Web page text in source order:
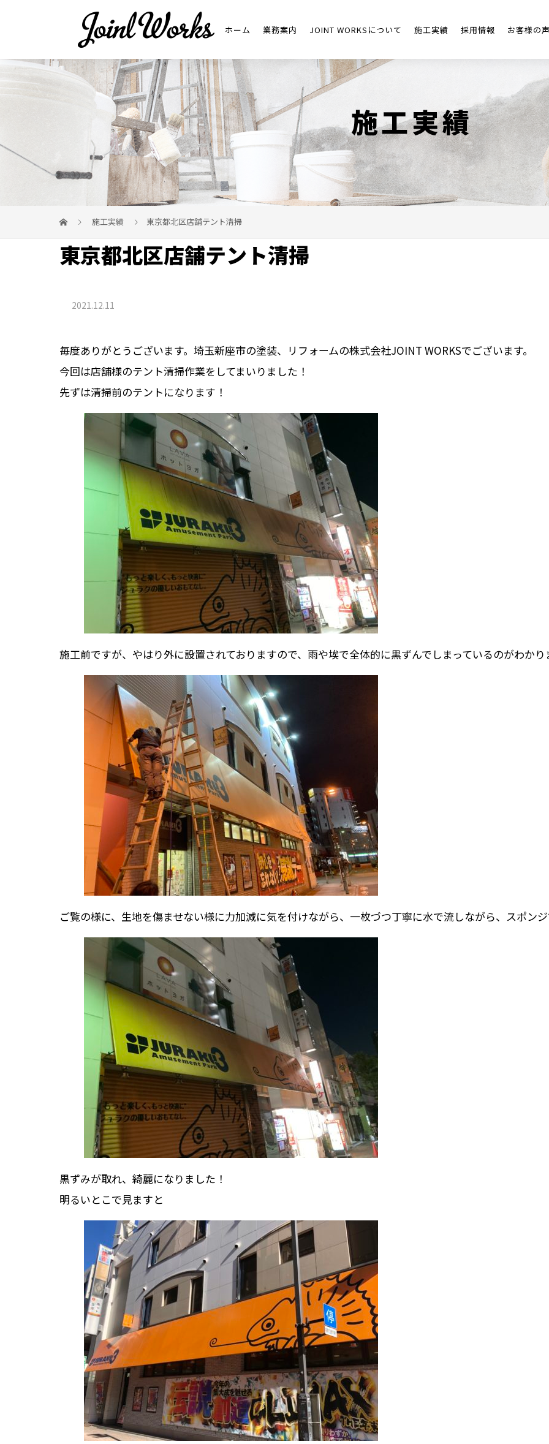
ホーム 業務案内 JOINT WORKSについて 施工実績 採用情報 お客様の
施工実績
施工実績 東京都北区店舗テント清掃
東京都北区店舗テント清掃
2021.12.11
毎度ありがとうございます。埼玉新座市の塗装、リフォームの株式会社JOINT WORKSでございます。
今回は店舗様のテント清掃作業をしてまいりました！
先ずは清掃前のテントになります！
施工前ですが、やはり外に設置されておりますので、雨や埃で全体的に黒ずんでしまっているのがわかり
ご覧の様に、生地を傷ませない様に力加減に気を付けながら、一枚づつ丁寧に水で流しながら、スポン
黒ずみが取れ、綺麗になりました！
明るいとこで見ますと